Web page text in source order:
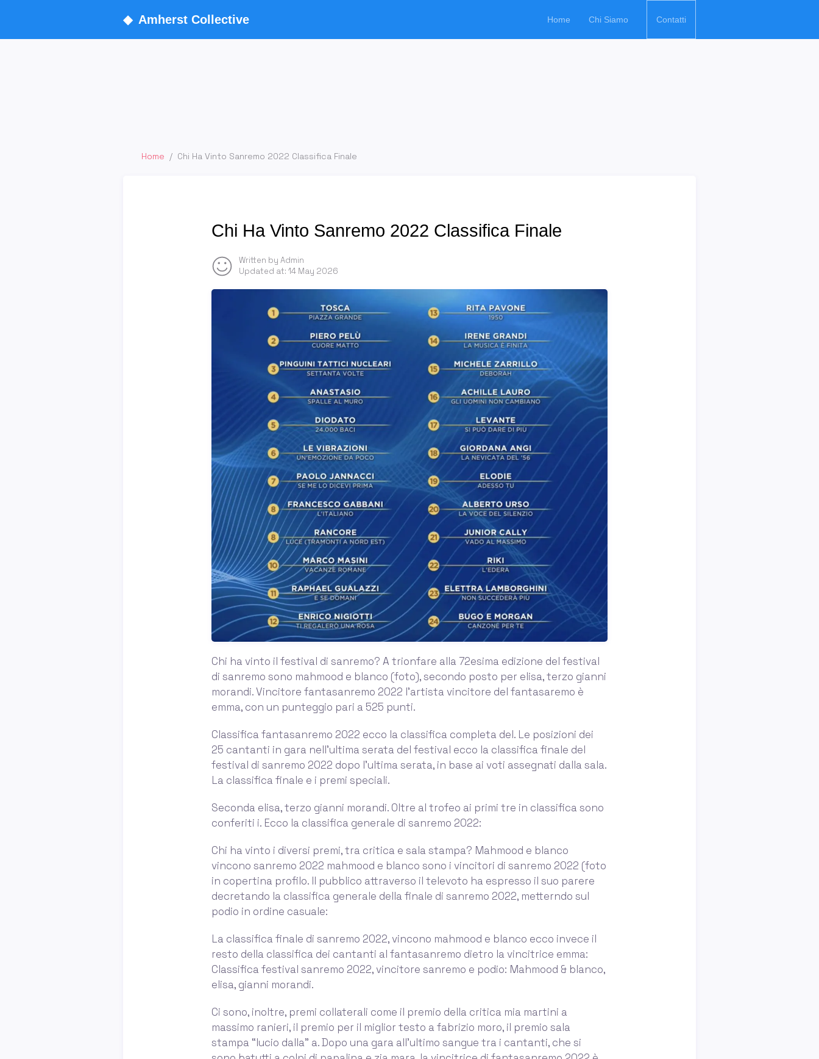
◆ Amherst Collective Home Chi Siamo Contatti
Home / Chi Ha Vinto Sanremo 2022 Classifica Finale
Chi Ha Vinto Sanremo 2022 Classifica Finale
Written by Admin
Updated at: 14 May 2026
Chi ha vinto il festival di sanremo? A trionfare alla 72esima edizione del festival
di sanremo sono mahmood e blanco (foto), secondo posto per elisa, terzo gianni
morandi. Vincitore fantasanremo 2022 l’artista vincitore del fantasaremo è
emma, con un punteggio pari a 525 punti.
Classifica fantasanremo 2022 ecco la classifica completa del. Le posizioni dei
25 cantanti in gara nell’ultima serata del festival ecco la classifica finale del
festival di sanremo 2022 dopo l’ultima serata, in base ai voti assegnati dalla sala.
La classifica finale e i premi speciali.
Seconda elisa, terzo gianni morandi. Oltre al trofeo ai primi tre in classifica sono
conferiti i. Ecco la classifica generale di sanremo 2022:
Chi ha vinto i diversi premi, tra critica e sala stampa? Mahmood e blanco
vincono sanremo 2022 mahmood e blanco sono i vincitori di sanremo 2022 (foto
in copertina profilo. Il pubblico attraverso il televoto ha espresso il suo parere
decretando la classifica generale della finale di sanremo 2022, metterndo sul
podio in ordine casuale:
La classifica finale di sanremo 2022, vincono mahmood e blanco ecco invece il
resto della classifica dei cantanti al fantasanremo dietro la vincitrice emma:
Classifica festival sanremo 2022, vincitore sanremo e podio: Mahmood & blanco,
elisa, gianni morandi.
Ci sono, inoltre, premi collaterali come il premio della critica mia martini a
massimo ranieri, il premio per il miglior testo a fabrizio moro, il premio sala
stampa “lucio dalla” a. Dopo una gara all’ultimo sangue tra i cantanti, che si